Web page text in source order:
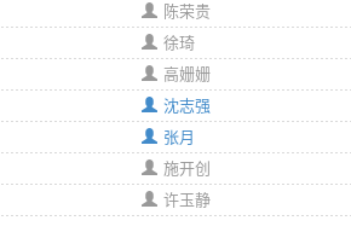
陈荣贵
徐琦
高姗姗
沈志强
张月
施开创
许玉静